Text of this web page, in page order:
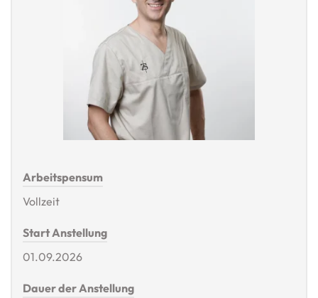
Arbeitspensum
Vollzeit
Start Anstellung
01.09.2026
Dauer der Anstellung